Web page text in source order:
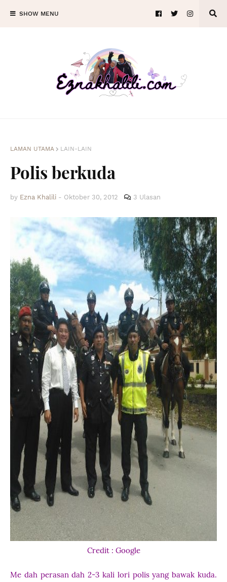
SHOW MENU
LAMAN UTAMA LAIN-LAIN
Polis berkuda
by Ezna Khalili - Oktober 30, 2012 3 Ulasan
Credit : Google
Me dah perasan dah 2-3 kali lori polis yang bawak kuda.